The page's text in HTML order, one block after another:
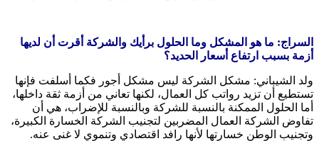
السراج: ما هو المشكل وما الحلول برأيك والشركة أقرت أن لديها
أزمة بسبب ارتفاع أسعار الحديد؟
ولد الشيباني: مشكل الشركة ليس مشكل أجور فكما أسلفت فإنها
تستطيع أن تزيد رواتب كل العمال، لكنها تعاني من أزمة ثقة داخلها،
أما الحلول الممكنة بالنسبة للشركة وبالنسبة للإضراب، هي أن
تفاوض الشركة العمال المضربين لتجنيب الشركة الخسارة الكبيرة،
وتجنيب الوطن خسارتها لأنها رافد اقتصادي وتنموي لا غنى عنه.